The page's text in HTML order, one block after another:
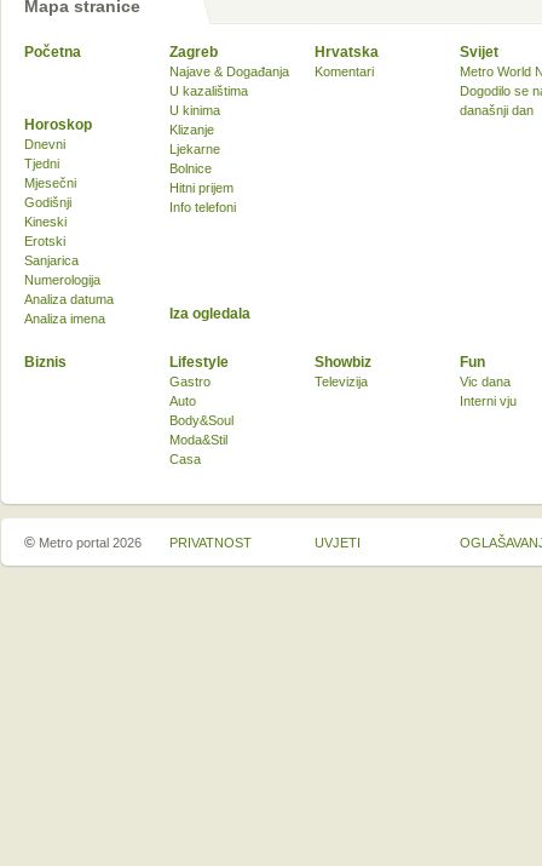
Mapa stranice
Početna Zagreb
Najave & Događanja
U kazalištima
U kinima
Klizanje
Ljekarne
Bolnice
Hitni prijem
Info telefoni
Hrvatska
Komentari
Svijet
Metro World
Dogodilo se
današnji dan
Biznis Lifestyle
Gastro
Auto
Body&Soul
Moda&Stil
Casa
Showbiz
Televizija
Fun
Vic dana
Interni vju
Horoskop
Dnevni
Tjedni
Mjesečni
Godišnji
Kineski
Erotski
Sanjarica
Numerologija
Analiza datuma
Analiza imena
Iza ogledala
© Metro portal 2026 PRIVATNOST UVJETI